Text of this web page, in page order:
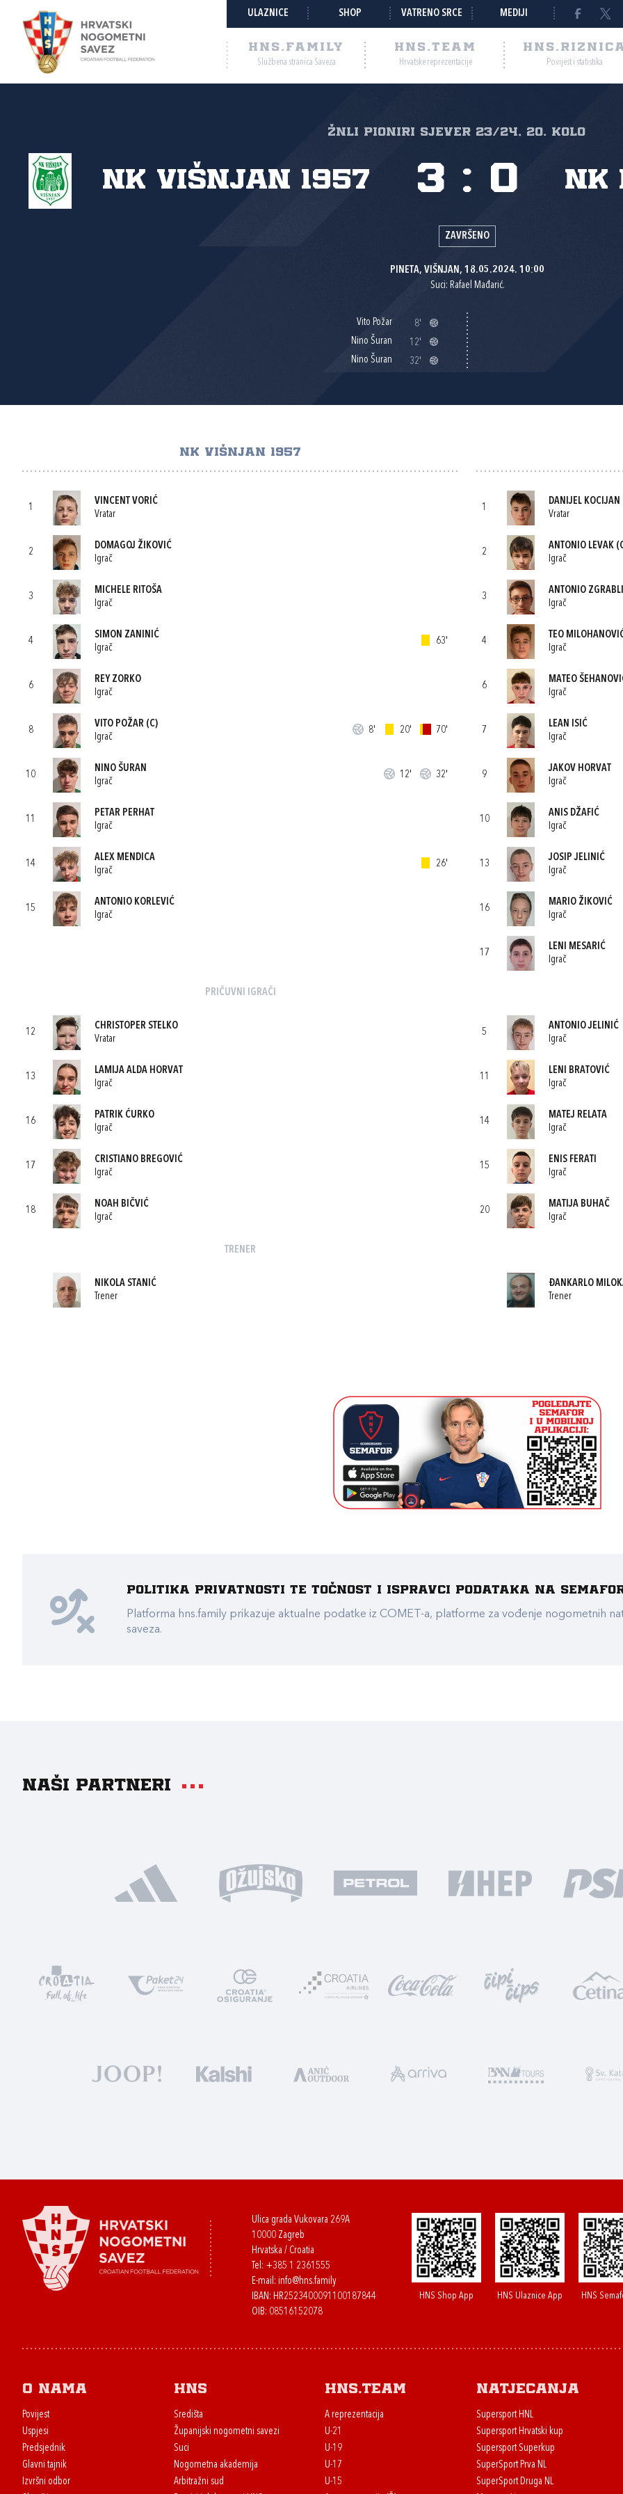
ULAZNICE SHOP VATRENO SRCE MEDIJI
HNS.FAMILY
Službena stranica Saveza
HNS.TEAM
Hrvatske reprezentacije Povijest i statistika
ŽNLI PIONIRI SJEVER 23/24, 20. kolo
NK Višnjan 1957 3 : 0
ZAVRŠENO
PINETA, VIŠNJAN, 18.05.2024. 10:00
Suci: Rafael Mađarić.
Vito Požar
8'
Nino Šuran
12'
Nino Šuran
32'
NK VIŠNJAN 1957
1
VINCENT VORIĆ
Vratar
2
DOMAGOJ ŽIKOVIĆ
Igrač
3
MICHELE RITOŠA
Igrač
4
SIMON ZANINIĆ
Igrač
63'
6
REY ZORKO
Igrač
8
VITO POŽAR (C)
Igrač
8' 20' 70'
10
NINO ŠURAN
Igrač
12' 32'
11
PETAR PERHAT
Igrač
14
ALEX MENDICA
Igrač
26'
15
ANTONIO KORLEVIĆ
Igrač
PRIČUVNI IGRAČI
12
CHRISTOPER STELKO
Vratar
13
LAMIJA ALDA HORVAT
Igrač
16
PATRIK ĆURKO
Igrač
17
CRISTIANO BREGOVIĆ
Igrač
18
NOAH BIČVIĆ
Igrač
TRENER
NIKOLA STANIĆ
Trener
1
DANIJEL KOCIJAN
Vratar
2
ANTONIO LEVAK
Igrač
3
ANTONIO
Igrač
4
TEO
Igrač
6
MATEO
Igrač
7
LEAN ISIĆ
Igrač
9
JAKOV HORVAT
Igrač
10
ANIS DŽAFIĆ
Igrač
13
JOSIP JELINIĆ
Igrač
16
MARIO ŽIKOVIĆ
Igrač
17
LENI MESARIĆ
Igrač
5
ANTONIO JELINIĆ
Igrač
11
LENI BRATOVIĆ
Igrač
14
MATEJ RELATA
Igrač
15
ENIS FERATI
Igrač
20
MATIJA BUHAČ
Igrač
ĐANKARLO
Trener
Politika privatnosti te točnost i ispravci podataka na
Platforma hns.family prikazuje aktualne podatke iz COMET-a, platforme za vođenje nogometnih
saveza.
Naši partneri
Ulica grada Vukovara 269A
10000 Zagreb
Hrvatska / Croatia
Tel: +385 1 2361555
E-mail: info@hns.family
IBAN: HR2523400091100187844
OIB: 08516152078
HNS Shop App HNS Ulaznice App HNS
O nama
Povijest
Uspjesi
Predsjednik
Glavni tajnik
Izvršni odbor
HNS
Središta
Županijski nogometni savezi
Suci
Nogometna akademija
Arbitražni sud
HNS.team
A reprezentacija
U-21
U-19
U-17
U-15
Natjecanja
Supersport HNL
Supersport Hrvatski kup
Supersport Superkup
SuperSport Prva NL
SuperSport Druga NL